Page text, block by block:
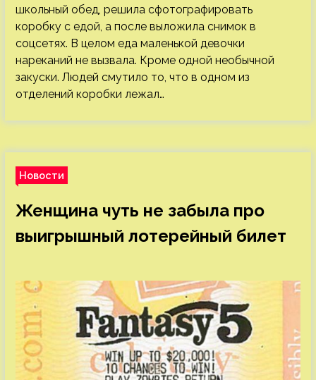
школьный обед, решила сфотографировать
коробку с едой, а после выложила снимок в
соцсетях. В целом еда маленькой девочки
нареканий не вызвала. Кроме одной необычной
закуски. Людей смутило то, что в одном из
отделений коробки лежал…
Новости
Женщина чуть не забыла про
выигрышный лотерейный билет